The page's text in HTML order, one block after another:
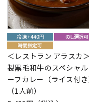
＜レストラン アラスカ
製黒毛和牛のスペシャ
ーフカレー（ライス付き
（1人前）